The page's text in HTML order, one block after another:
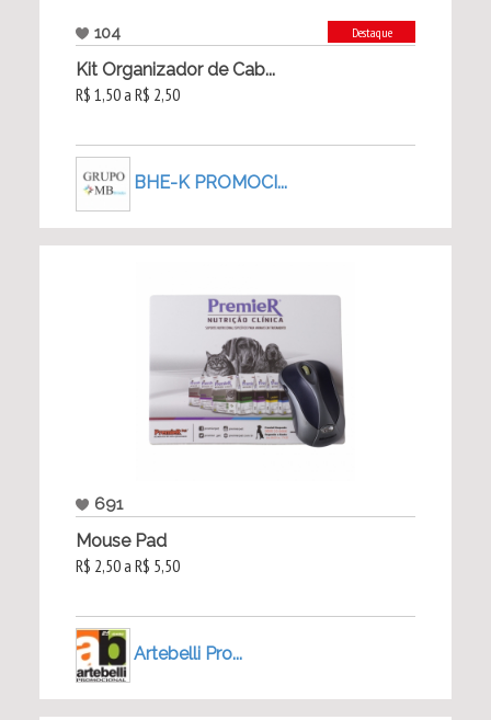
104 Destaque
Kit Organizador de Cab...
R$ 1,50 a R$ 2,50
BHE-K PROMOCI...
691
Mouse Pad
R$ 2,50 a R$ 5,50
Artebelli Pro...